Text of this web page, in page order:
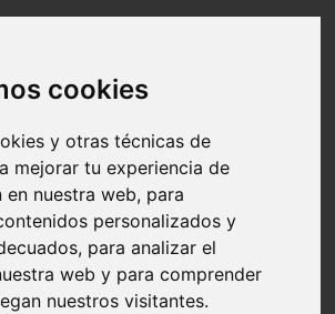
cookies
y otras técnicas de
mejorar tu experiencia de
en nuestra web, para
personalizados y
para analizar el
web y para comprender
nuestros visitantes.
intentan enterrar su